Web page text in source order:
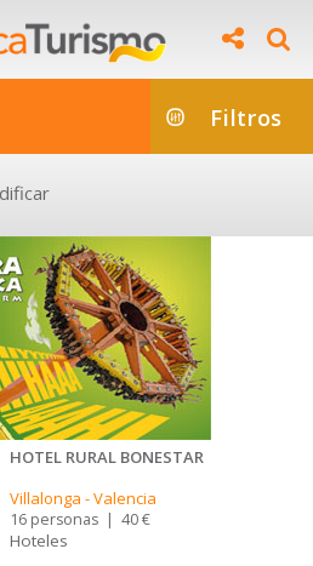
Filtros
HOTEL RURAL BONESTAR
Villalonga -Valencia
16 personas | 40 €
Hoteles